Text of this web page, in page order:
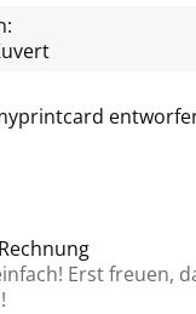
Erst freuen,